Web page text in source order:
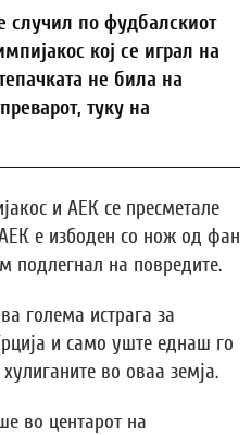
случил по фудбалскиот
кој се играл на
не била на
туку на
и АЕК се пресметале
е избоден со нож од фан
подлегнал на повредите.
голема истрага за
и само уште еднаш го
во оваа земја.
во центарот на